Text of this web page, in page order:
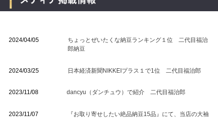
2024/04/05
ちょっとぜいたくな納豆ランキング１位 二代目福治
郎納豆
2024/03/25 日本経済新聞NIKKEIプラス１で1位 二代目福治郎
2023/11/08 dancyu（ダンチュウ）で紹介 二代目福治郎
2023/11/07
『お取り寄せしたい絶品納豆15品』にて、当店の大袖